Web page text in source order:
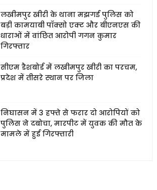
लखीमपुर खीरी के थाना मझगई पुलिस को
बड़ी कामयाबी पॉक्सो एक्ट और बीएनएस की
धाराओं में वांछित आरोपी गगन कुमार
गिरफ्तार
सीएम डैशबोर्ड में लखीमपुर खीरी का परचम,
प्रदेश में तीसरे स्थान पर जिला
निघासन में 3 हफ्ते से फरार दो आरोपियों को
पुलिस ने दबोचा, मारपीट में युवक की मौत के
मामले में हुई गिरफ्तारी